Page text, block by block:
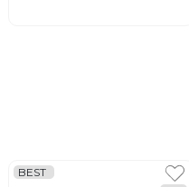
BEST